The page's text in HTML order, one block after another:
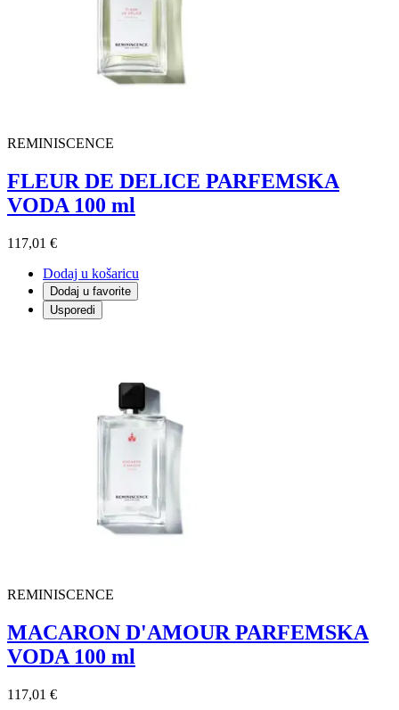
REMINISCENCE
FLEUR DE DELICE PARFEMSKA
VODA 100 ml
117,01 €
Dodaj u košaricu
Dodaj u favorite
Usporedi
REMINISCENCE
MACARON D'AMOUR PARFEMSKA
VODA 100 ml
117,01 €